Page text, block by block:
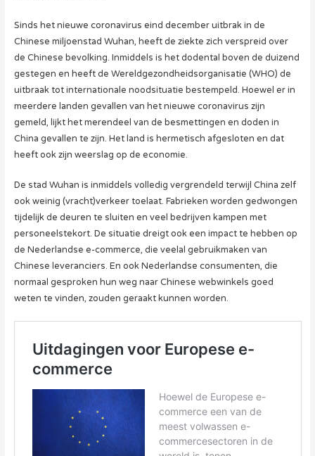
Sinds het nieuwe coronavirus eind december uitbrak in de
Chinese miljoenstad Wuhan, heeft de ziekte zich verspreid over
de Chinese bevolking. Inmiddels is het dodental boven de duizend
gestegen en heeft de Wereldgezondheidsorganisatie (WHO) de
uitbraak tot internationale noodsituatie bestempeld. Hoewel er in
meerdere landen gevallen van het nieuwe coronavirus zijn
gemeld, lijkt het merendeel van de besmettingen en doden in
China gevallen te zijn. Het land is hermetisch afgesloten en dat
heeft ook zijn weerslag op de economie.
De stad Wuhan is inmiddels volledig vergrendeld terwijl China zelf
ook weinig (vracht)verkeer toelaat. Fabrieken worden gedwongen
tijdelijk de deuren te sluiten en veel bedrijven kampen met
personeelstekort. De situatie dreigt ook een impact te hebben op
de Nederlandse e-commerce, die veelal gebruikmaken van
Chinese leveranciers. En ook Nederlandse consumenten, die
normaal gesproken hun weg naar Chinese webwinkels goed
weten te vinden, zouden geraakt kunnen worden.